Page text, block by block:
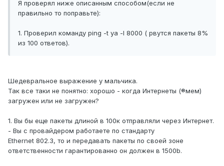
Я проверял ниже описанным способом(если не
правильно то поправьте):
1. Проверил команду ping -t ya -l 8000 ( рвутся пакеты 8%
из 100 ответов).
Шедевральное выражение у мальчика.
Так все таки не понятно: хорошо - когда Интернеты (®мем)
загружен или не загружен?
1. Вы бы еще пакеты длиной в 100к отправляли через Интернет.
- Вы с провайдером работаете по стандарту
Ethernet 802.3, то и передавать пакеты по своей зоне
ответственности гарантированно он должен в 1500b.